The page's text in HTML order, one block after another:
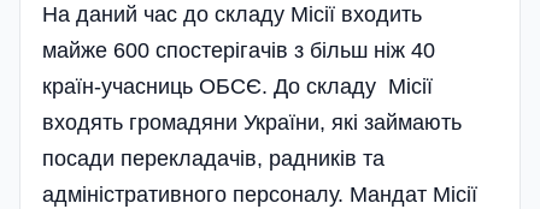
На даний час до складу Місії входить
майже 600 спостерігачів з більш ніж 40
країн-учасниць ОБСЄ. До складу Місії
входять громадяни України, які займають
посади перекладачів, радників та
адміністративного персоналу. Мандат Місії